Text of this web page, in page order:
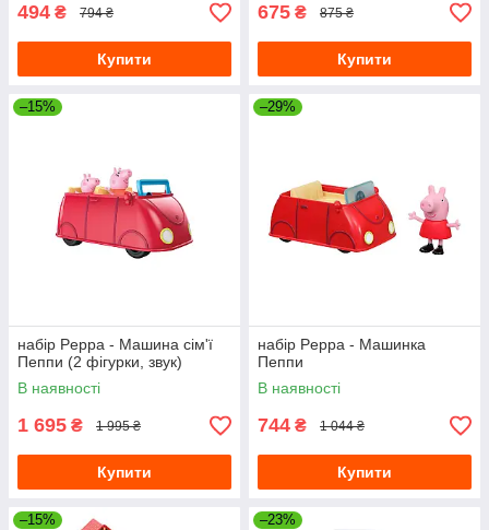
494 ₴ 794 ₴
Купити
675 ₴ 875 ₴
Купити
–15%
набір Peppa - Машина сім'ї
Пеппи (2 фігурки, звук)
В наявності
1 695 ₴ 1 995 ₴
Купити
–29%
набір Peppa - Машинка
Пеппи
В наявності
744 ₴ 1 044 ₴
Купити
–15% –23%